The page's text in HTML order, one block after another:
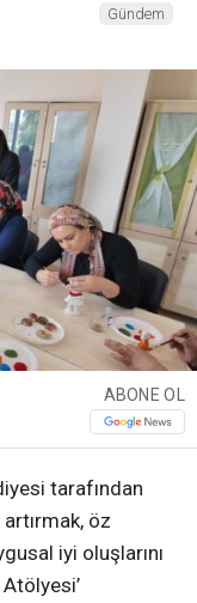
Gündem
ABONE OL
tarafından
artırmak, öz
iyi oluşlarını